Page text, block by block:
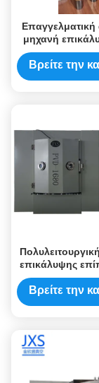
Επαγγελματική
μηχανή
Βρείτε την
επικάλυψης
ανοξείδωτο
κάθετο
Βρείτε την